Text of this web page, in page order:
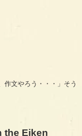
作文やろう・・・」そう
the Eiken